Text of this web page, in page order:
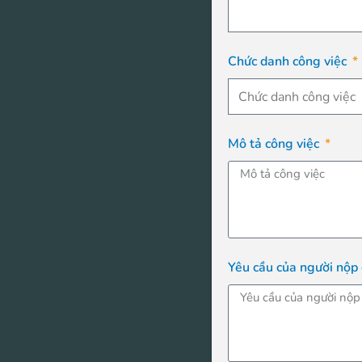
Chức danh công việc
Mô tả công việc
Yêu cầu của người